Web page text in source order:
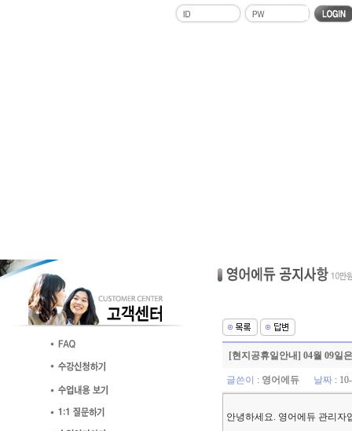
[현지공휴일안내] 04월 09일
글쓴이 : 영어에듀 날짜 :
안녕하세요. 영어에듀 관리자